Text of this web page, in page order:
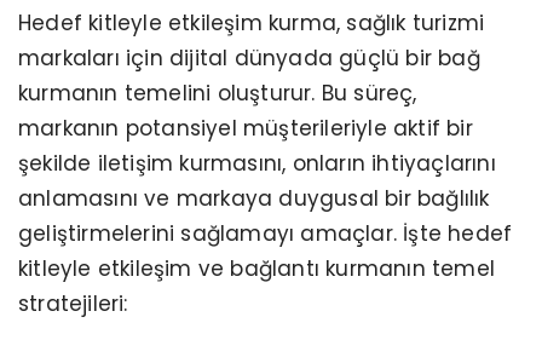
Hedef kitleyle etkileşim kurma, sağlık turizmi
markaları için dijital dünyada güçlü bir bağ
kurmanın temelini oluşturur. Bu süreç,
markanın potansiyel müşterileriyle aktif bir
şekilde iletişim kurmasını, onların ihtiyaçlarını
anlamasını ve markaya duygusal bir bağlılık
geliştirmelerini sağlamayı amaçlar. İşte hedef
kitleyle etkileşim ve bağlantı kurmanın temel
stratejileri: